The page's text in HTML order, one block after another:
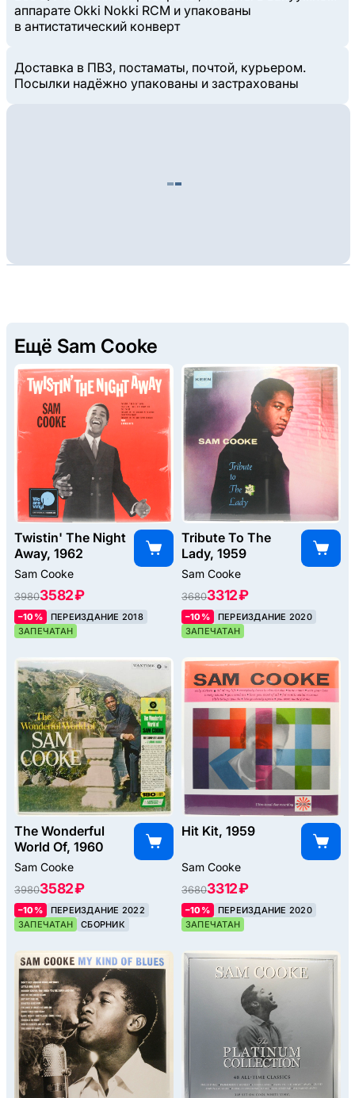
аппарате Okki Nokki RCM и упакованы
в антистатический конверт
Доставка в ПВЗ, постаматы, почтой, курьером.
Посылки надёжно упакованы и застрахованы
Ещё Sam Cooke
Twistin' The Night
Away, 1962
Sam Cooke
39803582 ₽
–10%
ПЕРЕИЗДАНИЕ 2018
ЗАПЕЧАТАН
Tribute To The
Lady, 1959
Sam Cooke
36803312 ₽
–10%
ПЕРЕИЗДАНИЕ 2020
ЗАПЕЧАТАН
The Wonderful
World Of, 1960
Sam Cooke
39803582 ₽
–10%
ПЕРЕИЗДАНИЕ 2022
ЗАПЕЧАТАН
СБОРНИК
Hit Kit, 1959
Sam Cooke
36803312 ₽
–10%
ПЕРЕИЗДАНИЕ 2020
ЗАПЕЧАТАН